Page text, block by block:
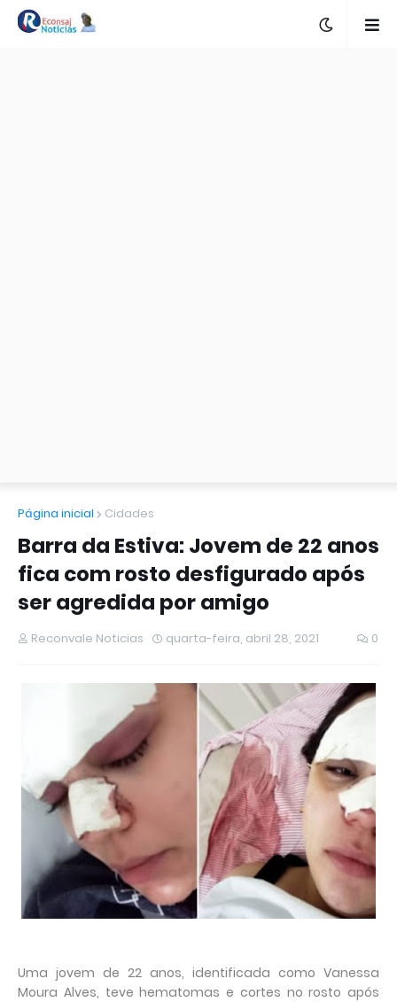
Página inicial Cidades
Barra da Estiva: Jovem de 22 anos
fica com rosto desfigurado após
ser agredida por amigo
Reconvale Noticias quarta-feira, abril 28, 2021 0
Uma jovem de 22 anos, identificada como Vanessa
Moura Alves, teve hematomas e cortes no rosto após